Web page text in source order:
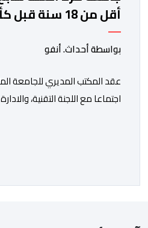
أقل من 18 سنة قبل كأس إفريقيا
بواسطة أحداث. أنفو
عقد المكتب المديري للجامعة
اجتماعا مع اللجنة التقنية،
من طرف اللجنة التقنية التي